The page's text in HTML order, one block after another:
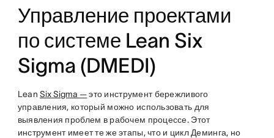
Управление проектами
по системе Lean Six
Sigma (DMEDI)
LeanSix Sigma —это инструмент бережливого
управления, который можно использовать для
выявления проблем в рабочем процессе. Этот
инструмент имеет те же этапы, что и цикл Деминга, но